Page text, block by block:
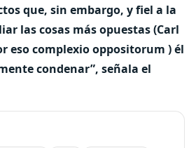
que, sin embargo, y fiel a la
las cosas más opuestas (Carl
eso complexio oppositorum ) él
condenar”, señala el